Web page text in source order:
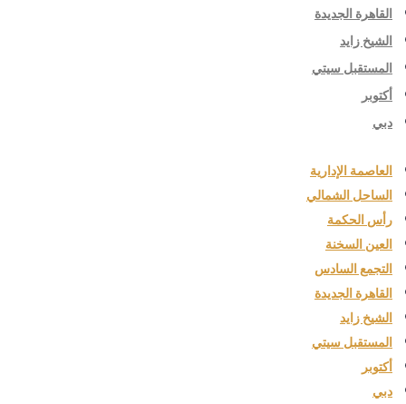
القاهرة الجديدة
الشيخ زايد
المستقبل سيتي
أكتوبر
دبي
العاصمة الإدارية
الساحل الشمالي
رأس الحكمة
العين السخنة
التجمع السادس
القاهرة الجديدة
الشيخ زايد
المستقبل سيتي
أكتوبر
دبي